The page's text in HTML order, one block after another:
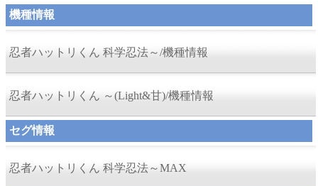
機種情報
忍者ハットリくん 科学忍法～/機種情報
忍者ハットリくん ～(Light&甘)/機種情報
セグ情報
忍者ハットリくん 科学忍法～MAX